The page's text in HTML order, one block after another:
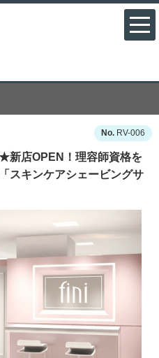
RV-006
新店OPEN！理容師資格を
スキンケアシェービングサ